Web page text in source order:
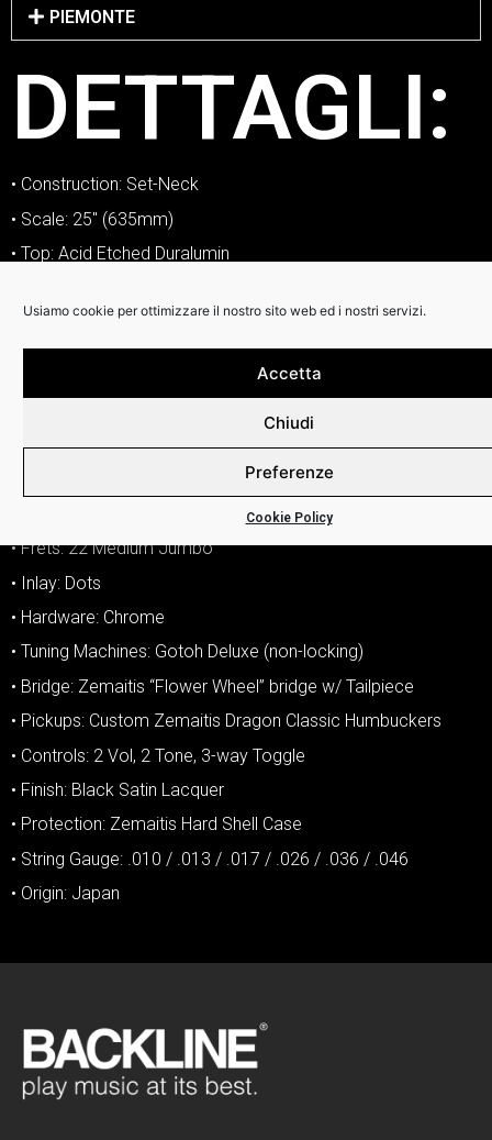
Usiamo cookie per ottimizzare il nostro sito web ed i nostri servizi.
Accetta
Chiudi
Preferenze
Cookie Policy
PIEMONTE
DETTAGLI:
• Construction: Set-Neck
• Scale: 25″ (635mm)
• Top: Acid Etched Duralumin
• Neck: Premium African Mahogany
• Fingerboard: Bound Ebony
• Nut: 43mm (1-11/16″) – Bone
• Frets: 22 Medium Jumbo
• Inlay: Dots
• Hardware: Chrome
• Tuning Machines: Gotoh Deluxe (non-locking)
• Bridge: Zemaitis “Flower Wheel” bridge w/ Tailpiece
• Pickups: Custom Zemaitis Dragon Classic Humbuckers
• Controls: 2 Vol, 2 Tone, 3-way Toggle
• Finish: Black Satin Lacquer
• Protection: Zemaitis Hard Shell Case
• String Gauge: .010 / .013 / .017 / .026 / .036 / .046
• Origin: Japan